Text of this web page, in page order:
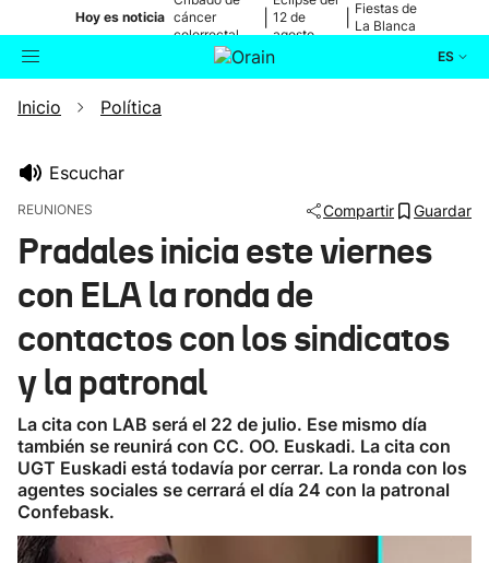
Hoy es noticia cáncer
colorrectal
12 de
agosto
Fiestas de
La Blanca
ES
Buscador
Ikusmiran
Eguraldia
Inicio Política
Escuchar
REUNIONES Compartir Guardar
Pradales inicia este viernes
con ELA la ronda de
contactos con los sindicatos
y la patronal
La cita con LAB será el 22 de julio. Ese mismo día
también se reunirá con CC. OO. Euskadi. La cita con
UGT Euskadi está todavía por cerrar. La ronda con los
agentes sociales se cerrará el día 24 con la patronal
Confebask.